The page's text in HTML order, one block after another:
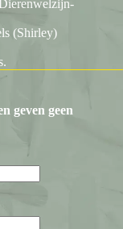
(Shirley)
geven geen